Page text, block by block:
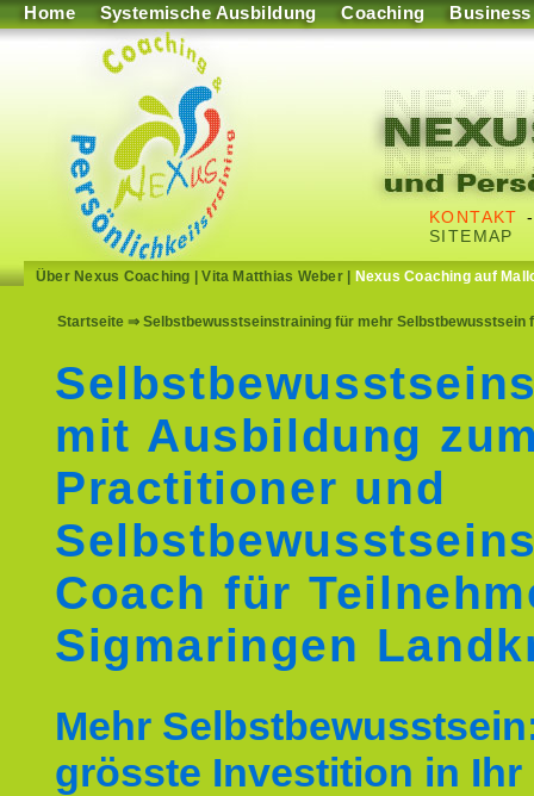
Home Systemische Ausbildung Coaching Business
KONTAKT
SITEMAP
Über Nexus Coaching |Vita Matthias Weber| Nexus Coaching auf
Startseite ⇒ Selbstbewusstseinstraining für mehr Selbstbewusstsein
mit Ausbildung
Practitioner und
Coach für
Sigmaringen
Mehr
grösste Investition in Ihr